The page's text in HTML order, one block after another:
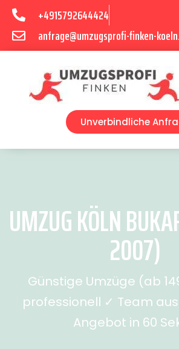
+4915792644424
anfrage@umzugsprofi-finken-
Unverbindliche
UMZUG KÖLN
2007)
Günstige Umzüge (ab
professionell ✓ Team
Angebot in 60